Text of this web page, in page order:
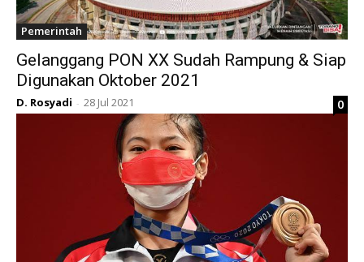
Pemerintah
Gelanggang PON XX Sudah Rampung & Siap
Digunakan Oktober 2021
D. Rosyadi - 28 Jul 2021 0